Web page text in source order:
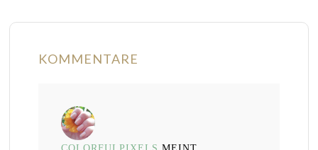
KOMMENTARE
COLORFULPIXELS MEINT